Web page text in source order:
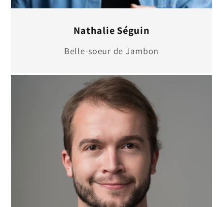
Nathalie Séguin
Belle-soeur de Jambon